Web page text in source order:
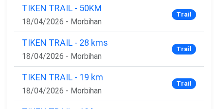
TIKEN TRAIL - 50KM
18/04/2026 - Morbihan
Trail
TIKEN TRAIL - 28 kms
18/04/2026 - Morbihan
Trail
TIKEN TRAIL - 19 km
18/04/2026 - Morbihan
Trail